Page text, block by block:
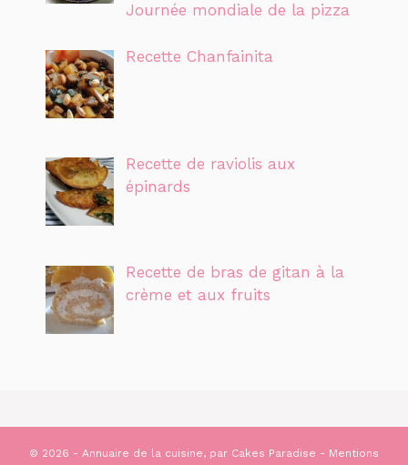
Journée mondiale de la pizza
Recette Chanfainita
Recette de raviolis aux
épinards
Recette de bras de gitan à la
crème et aux fruits
© 2026 - Annuaire de la cuisine, par Cakes Paradise - Mentions